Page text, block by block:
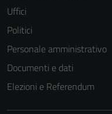
Uffici
Politici
Personale amministrativo
Documenti e dati
Elezioni e Referendum